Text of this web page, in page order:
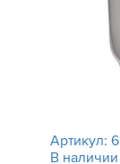
Артикул:
В наличии